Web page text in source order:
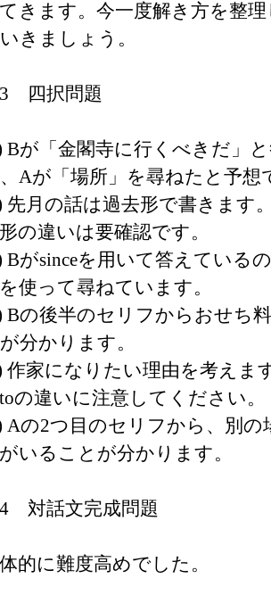
きます。今一度解き方を整
きましょう。
四択問題
Bが「金閣寺に行くべきだ」
Aが「場所」を尋ねたと予想
先月の話は過去形で書きます
の違いは要確認です。
Bがsinceを用いて答えている
使って尋ねています。
Bの後半のセリフからおせち
分かります。
作家になりたい理由を考えま
の違いに注意してください。
Aの2つ目のセリフから、別の
いることが分かります。
対話文完成問題
的に難度高めでした。